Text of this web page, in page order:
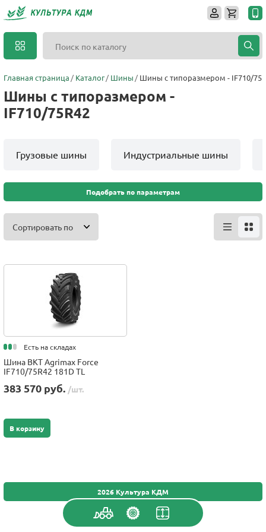
Главная страница Каталог Шины Шины с типоразмером - IF710/
Шины с типоразмером -
IF710/75R42
Грузовые шины Индустриальные шины
Подобрать по параметрам
Сортировать по
Есть на складах
Шина BKT Agrimax Force
IF710/75R42 181D TL
383 570 руб. /шт.
В корзину
2026 Культура КДМ